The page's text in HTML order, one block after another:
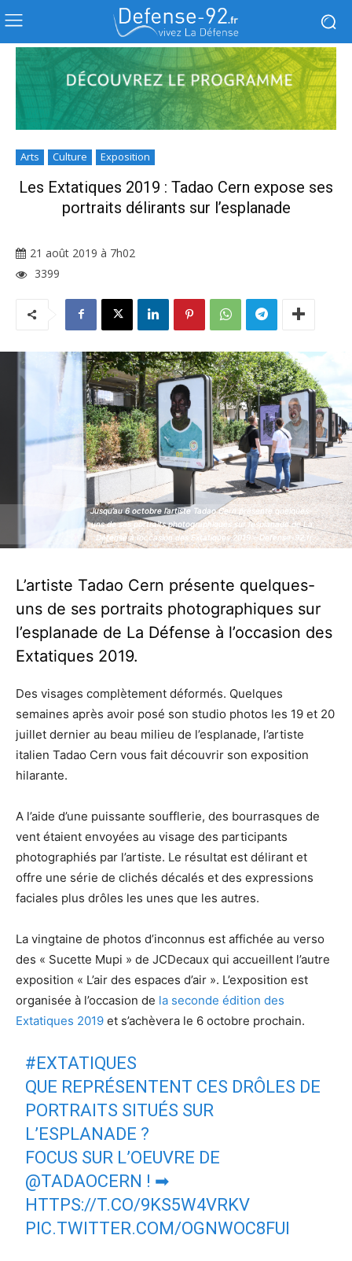
Arts Culture Exposition
Les Extatiques 2019 : Tadao Cern expose ses
portraits délirants sur l’esplanade
21 août 2019 à 7h02
3399
Jusqu’au 6 octobre l’artiste Tadao Cern présente quelques-
uns de ses portraits photographiques sur l’esplanade de La
Défense à l’occasion des Extatiques 2019 - Defense-92.fr
Jusqu’au 6 octobre l’artiste Tadao Cern présente quelques-
uns de ses portraits photographiques sur l’esplanade de La
Défense à l’occasion des Extatiques 2019 - Defense-92.fr
L’artiste Tadao Cern présente quelques-
uns de ses portraits photographiques sur
l’esplanade de La Défense à l’occasion des
Extatiques 2019.
Des visages complètement déformés. Quelques
semaines après avoir posé son studio photos les 19 et 20
juillet dernier au beau milieu de l’esplanade, l’artiste
italien Tadao Cern vous fait découvrir son exposition
hilarante.
A l’aide d’une puissante soufflerie, des bourrasques de
vent étaient envoyées au visage des participants
photographiés par l’artiste. Le résultat est délirant et
offre une série de clichés décalés et des expressions
faciales plus drôles les unes que les autres.
La vingtaine de photos d’inconnus est affichée au verso
des « Sucette Mupi » de JCDecaux qui accueillent l’autre
exposition « L’air des espaces d’air ». L’exposition est
organisée à l’occasion de la seconde édition des
Extatiques 2019 et s’achèvera le 6 octobre prochain.
#EXTATIQUES
QUE REPRÉSENTENT CES DRÔLES DE
PORTRAITS SITUÉS SUR
L’ESPLANADE ?
FOCUS SUR L’OEUVRE DE
@TADAOCERN ! ➡
HTTPS://T.CO/9KS5W4VRKV
PIC.TWITTER.COM/OGNWOC8FUI